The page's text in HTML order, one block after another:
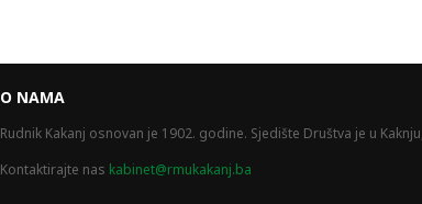
O NAMA
Rudnik Kakanj osnovan je 1902. godine. Sjedište Društva je u
Kontaktirajte nas kabinet@rmukakanj.ba